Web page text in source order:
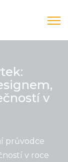
v
průvodce
v roce